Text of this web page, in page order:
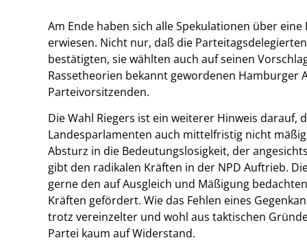
Am Ende haben sich alle Spekulationen über
erwiesen. Nicht nur, daß die
bestätigten, sie wählten auch auf seinen
Rassetheorien bekannt gewordenen Hamburger
Parteivorsitzenden.
Die Wahl Riegers ist ein weiterer Hinweis darauf,
Landesparlamenten auch mittelfristig nicht
Absturz in die Bedeutungslosigkeit, der
gibt den radikalen Kräften in der NPD Auftrieb.
gerne den auf Ausgleich und Mäßigung
Kräften gefördert. Wie das Fehlen eines
trotz vereinzelter und wohl aus taktischen
Partei kaum auf Widerstand.